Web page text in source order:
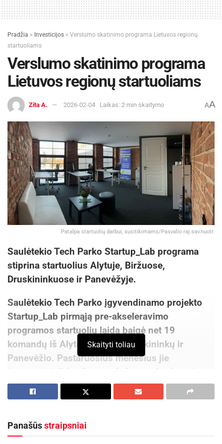
Pradžia » Investicijos » Verslumo skatinimo programa Lietuvos regionų
startuoliams
Verslumo skatinimo programa
Lietuvos regionų startuoliams
Zita A. 2026-02-04 Laikas: 2 min skaitymo AA
Patalpa startuolių darbui, susitikimams/Pasvalio raj.sav.nuotr.
Saulėtekio Tech Parko Startup_Lab programa
stiprina startuolius Alytuje, Biržuose,
Druskininkuose ir Panevėžyje.
Saulėtekio Tech Parko įgyvendinamo projekto
Startup_Lab pirmąją pre-akseleravimo
programos startuolių laidą baigė net 19
komandų iš Alytaus, Biržų, Druskininkų ir
Panevėžio. Pastaruosius mėnesius jie
intensyviai dirbo Startup_Lab pre-akseleravimo
programoje: tobulino verslo modelius, mokėsi
apie rinkodarą, finansus, investuotojus, testavo
Tai užtikrinti startuolių žingsniai į verslo pasaulį
Skaityti toliau
Panašūsstraipsniai